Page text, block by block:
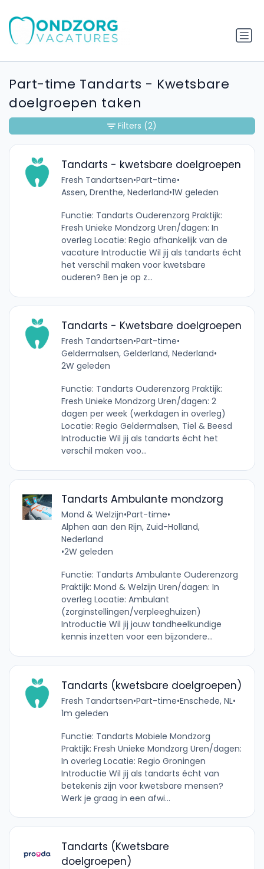
Part-time Tandarts - Kwetsbare
doelgroepen taken
Tandarts - kwetsbare doelgroepen
Fresh Tandartsen•Part-time•
Assen, Drenthe, Nederland•1W geleden
Functie: Tandarts Ouderenzorg Praktijk:
Fresh Unieke Mondzorg Uren/dagen: In
overleg Locatie: Regio afhankelijk van de
vacature Introductie Wil jij als tandarts écht
het verschil maken voor kwetsbare
ouderen? Ben je op z...
Tandarts - Kwetsbare doelgroepen
Fresh Tandartsen•Part-time•
Geldermalsen, Gelderland, Nederland•
2W geleden
Functie: Tandarts Ouderenzorg Praktijk:
Fresh Unieke Mondzorg Uren/dagen: 2
dagen per week (werkdagen in overleg)
Locatie: Regio Geldermalsen, Tiel & Beesd
Introductie Wil jij als tandarts écht het
verschil maken voo...
Tandarts Ambulante mondzorg
Mond & Welzijn•Part-time•
Alphen aan den Rijn, Zuid-Holland,
Nederland
•2W geleden
Functie: Tandarts Ambulante Ouderenzorg
Praktijk: Mond & Welzijn Uren/dagen: In
overleg Locatie: Ambulant
(zorginstellingen/verpleeghuizen)
Introductie Wil jij jouw tandheelkundige
kennis inzetten voor een bijzondere...
Tandarts (kwetsbare doelgroepen)
Fresh Tandartsen•Part-time•Enschede, NL•
1m geleden
Functie: Tandarts Mobiele Mondzorg
Praktijk: Fresh Unieke Mondzorg Uren/dagen:
In overleg Locatie: Regio Groningen
Introductie Wil jij als tandarts écht van
betekenis zijn voor kwetsbare mensen?
Werk je graag in een afwi...
Tandarts (Kwetsbare
doelgroepen)
Filters (2)